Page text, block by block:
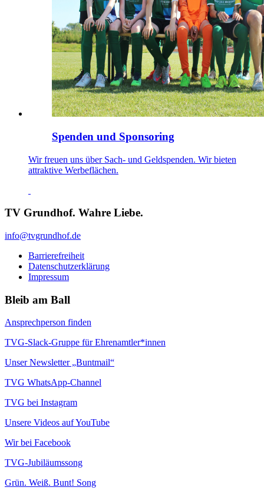
Spenden und Sponsoring
Wir freuen uns über Sach- und Geldspenden. Wir bieten
attraktive Werbeflächen.
TV Grundhof. Wahre Liebe.
info@tvgrundhof.de
Barrierefreiheit
Datenschutzerklärung
Impressum
Bleib am Ball
Ansprechperson finden
TVG-Slack-Gruppe für Ehrenamtler*innen
Unser Newsletter „Buntmail“
TVG WhatsApp-Channel
TVG bei Instagram
Unsere Videos auf YouTube
Wir bei Facebook
TVG-Jubiläumssong
Grün. Weiß. Bunt! Song